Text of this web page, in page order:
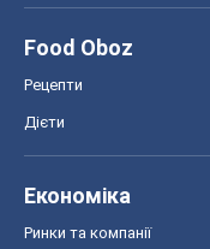
Food Oboz
Рецепти
Дієти
Економіка
Ринки та компанії